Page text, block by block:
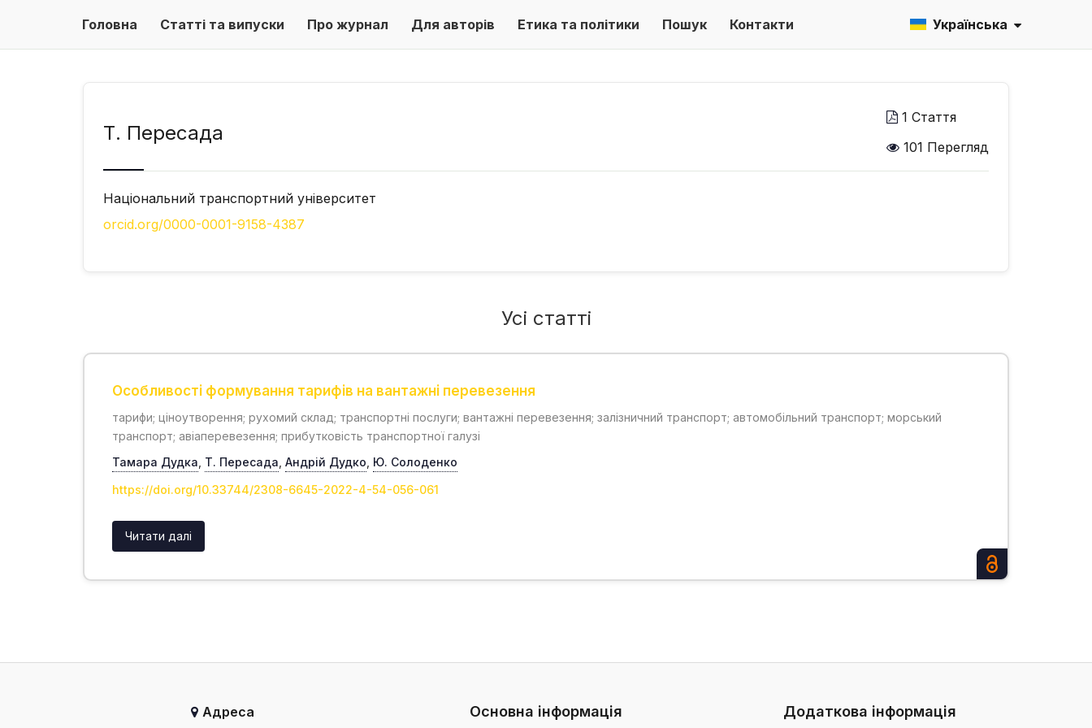
Головна Статті та випуски Про журнал Для авторів Етика та політики Пошук Контакти Українська
Т. Пересада
1 Стаття
101 Перегляд
Національний транспортний університет
orcid.org/0000-0001-9158-4387
Усі статті
Особливості формування тарифів на вантажні перевезення
тарифи; ціноутворення; рухомий склад; транспортні послуги; вантажні перевезення; залізничний транспорт; автомобільний транспорт; морський
транспорт; авіаперевезення; прибутковість транспортної галузі
Тамара Дудка Т. Пересада Андрій Дудко Ю. Cолоденко
https://doi.org/10.33744/2308-6645-2022-4-54-056-061
Читати далі
Адреса Основна інформація Додаткова інформація